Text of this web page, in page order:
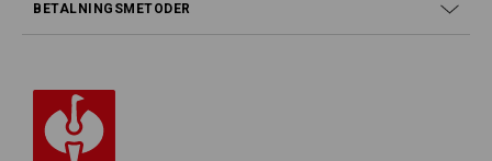
BETALNINGSMETODER